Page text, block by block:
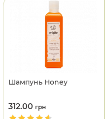
Шампунь Honey
312.00 грн